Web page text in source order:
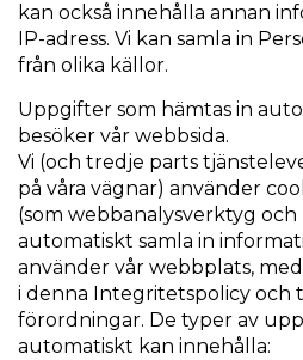
kan också innehålla annan
IP-adress. Vi kan samla in
från olika källor.
Uppgifter som hämtas in
besöker vår webbsida.
Vi (och tredje parts
på våra vägnar) använder
(som webbanalysverktyg
automatiskt samla in
använder vår webbplats,
i denna Integritetspolicy och
förordningar. De typer av
automatiskt kan innehålla: